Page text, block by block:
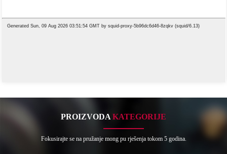
PROIZVODA KATEGORIJE
Fokusirajte se na pružanje mong pu rješenja tokom 5 godina.